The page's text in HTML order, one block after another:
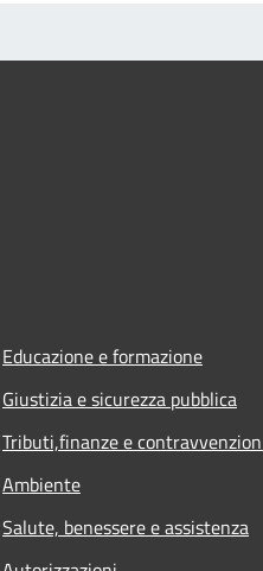
Educazione e formazione
Giustizia e sicurezza pubblica
Tributi,finanze e
Ambiente
Salute, benessere e assistenza